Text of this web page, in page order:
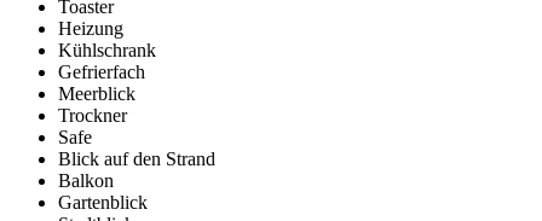
Toaster
Heizung
Kühlschrank
Gefrierfach
Meerblick
Trockner
Safe
Blick auf den Strand
Balkon
Gartenblick